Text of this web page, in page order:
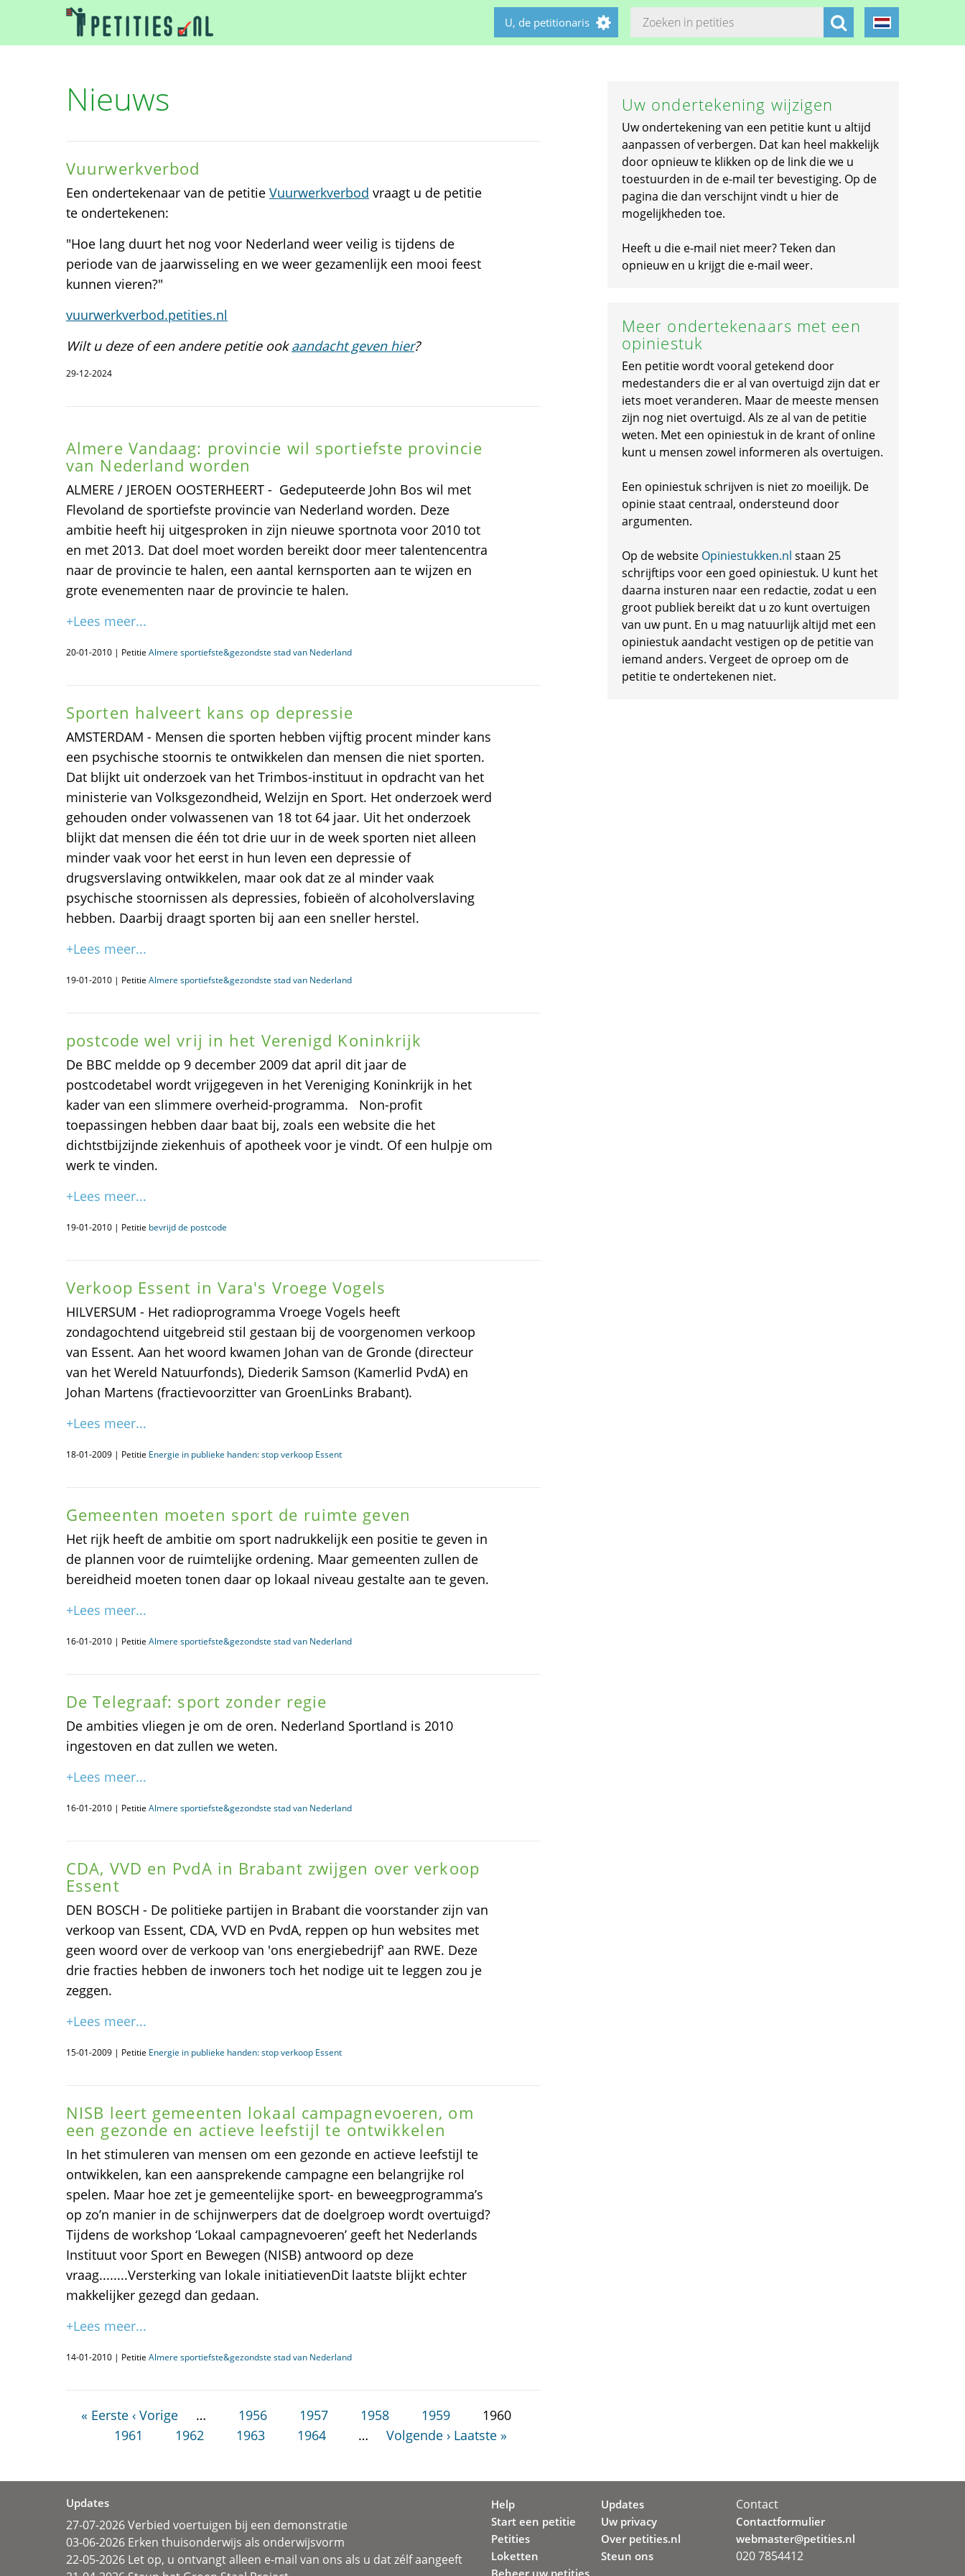
U, de petitionaris
Nieuws
Vuurwerkverbod
Een ondertekenaar van de petitie Vuurwerkverbod vraagt u de petitie
te ondertekenen:
"Hoe lang duurt het nog voor Nederland weer veilig is tijdens de
periode van de jaarwisseling en we weer gezamenlijk een mooi feest
kunnen vieren?"
vuurwerkverbod.petities.nl
Wilt u deze of een andere petitie ookaandacht geven hier?
29-12-2024
Almere Vandaag: provincie wil sportiefste provincie
van Nederland worden
ALMERE / JEROEN OOSTERHEERT - Gedeputeerde John Bos wil met
Flevoland de sportiefste provincie van Nederland worden. Deze
ambitie heeft hij uitgesproken in zijn nieuwe sportnota voor 2010 tot
en met 2013. Dat doel moet worden bereikt door meer talentencentra
naar de provincie te halen, een aantal kernsporten aan te wijzen en
grote evenementen naar de provincie te halen.
+Lees meer...
20-01-2010 | Petitie Almere sportiefste&gezondste stad van Nederland
Sporten halveert kans op depressie
AMSTERDAM - Mensen die sporten hebben vijftig procent minder kans
een psychische stoornis te ontwikkelen dan mensen die niet sporten.
Dat blijkt uit onderzoek van het Trimbos-instituut in opdracht van het
ministerie van Volksgezondheid, Welzijn en Sport. Het onderzoek werd
gehouden onder volwassenen van 18 tot 64 jaar. Uit het onderzoek
blijkt dat mensen die één tot drie uur in de week sporten niet alleen
minder vaak voor het eerst in hun leven een depressie of
drugsverslaving ontwikkelen, maar ook dat ze al minder vaak
psychische stoornissen als depressies, fobieën of alcoholverslaving
hebben. Daarbij draagt sporten bij aan een sneller herstel.
+Lees meer...
19-01-2010 | Petitie Almere sportiefste&gezondste stad van Nederland
postcode wel vrij in het Verenigd Koninkrijk
De BBC meldde op 9 december 2009 dat april dit jaar de
postcodetabel wordt vrijgegeven in het Vereniging Koninkrijk in het
kader van een slimmere overheid-programma. Non-profit
toepassingen hebben daar baat bij, zoals een website die het
dichtstbijzijnde ziekenhuis of apotheek voor je vindt. Of een hulpje om
werk te vinden.
+Lees meer...
19-01-2010 | Petitie bevrijd de postcode
Verkoop Essent in Vara's Vroege Vogels
HILVERSUM - Het radioprogramma Vroege Vogels heeft
zondagochtend uitgebreid stil gestaan bij de voorgenomen verkoop
van Essent. Aan het woord kwamen Johan van de Gronde (directeur
van het Wereld Natuurfonds), Diederik Samson (Kamerlid PvdA) en
Johan Martens (fractievoorzitter van GroenLinks Brabant).
+Lees meer...
18-01-2009 | Petitie Energie in publieke handen: stop verkoop Essent
Gemeenten moeten sport de ruimte geven
Het rijk heeft de ambitie om sport nadrukkelijk een positie te geven in
de plannen voor de ruimtelijke ordening. Maar gemeenten zullen de
bereidheid moeten tonen daar op lokaal niveau gestalte aan te geven.
+Lees meer...
16-01-2010 | Petitie Almere sportiefste&gezondste stad van Nederland
De Telegraaf: sport zonder regie
De ambities vliegen je om de oren. Nederland Sportland is 2010
ingestoven en dat zullen we weten.
+Lees meer...
16-01-2010 | Petitie Almere sportiefste&gezondste stad van Nederland
CDA, VVD en PvdA in Brabant zwijgen over verkoop
Essent
DEN BOSCH - De politieke partijen in Brabant die voorstander zijn van
verkoop van Essent, CDA, VVD en PvdA, reppen op hun websites met
geen woord over de verkoop van 'ons energiebedrijf' aan RWE. Deze
drie fracties hebben de inwoners toch het nodige uit te leggen zou je
zeggen.
+Lees meer...
15-01-2009 | Petitie Energie in publieke handen: stop verkoop Essent
NISB leert gemeenten lokaal campagnevoeren, om
een gezonde en actieve leefstijl te ontwikkelen
In het stimuleren van mensen om een gezonde en actieve leefstijl te
ontwikkelen, kan een aansprekende campagne een belangrijke rol
spelen. Maar hoe zet je gemeentelijke sport- en beweegprogramma’s
op zo’n manier in de schijnwerpers dat de doelgroep wordt overtuigd?
Tijdens de workshop ‘Lokaal campagnevoeren’ geeft het Nederlands
Instituut voor Sport en Bewegen (NISB) antwoord op deze
vraag........Versterking van lokale initiatievenDit laatste blijkt echter
makkelijker gezegd dan gedaan.
+Lees meer...
14-01-2010 | Petitie Almere sportiefste&gezondste stad van Nederland
« Eerste ‹ Vorige … 1956 1957 1958 1959
1960
1961
1962 1963 1964 … Volgende › Laatste »
Uw ondertekening wijzigen
Uw ondertekening van een petitie kunt u altijd
aanpassen of verbergen. Dat kan heel makkelijk
door opnieuw te klikken op de link die we u
toestuurden in de e-mail ter bevestiging. Op de
pagina die dan verschijnt vindt u hier de
mogelijkheden toe.
Heeft u die e-mail niet meer? Teken dan
opnieuw en u krijgt die e-mail weer.
Meer ondertekenaars met een
opiniestuk
Een petitie wordt vooral getekend door
medestanders die er al van overtuigd zijn dat er
iets moet veranderen. Maar de meeste mensen
zijn nog niet overtuigd. Als ze al van de petitie
weten. Met een opiniestuk in de krant of online
kunt u mensen zowel informeren als overtuigen.
Een opiniestuk schrijven is niet zo moeilijk. De
opinie staat centraal, ondersteund door
argumenten.
Op de website Opiniestukken.nl staan 25
schrijftips voor een goed opiniestuk. U kunt het
daarna insturen naar een redactie, zodat u een
groot publiek bereikt dat u zo kunt overtuigen
van uw punt. En u mag natuurlijk altijd met een
opiniestuk aandacht vestigen op de petitie van
iemand anders. Vergeet de oproep om de
petitie te ondertekenen niet.
Updates
27-07-2026 Verbied voertuigen bij een demonstratie
03-06-2026 Erken thuisonderwijs als onderwijsvorm
22-05-2026 Let op, u ontvangt alleen e-mail van ons als u dat zélf aangeeft
Help
Start een petitie
Petities
Loketten
Beheer uw petities
Updates
Uw privacy
Over petities.nl
Steun ons
Contact
Contactformulier
webmaster@petities.nl
020 7854412